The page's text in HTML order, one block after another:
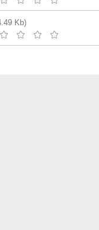
Kb)